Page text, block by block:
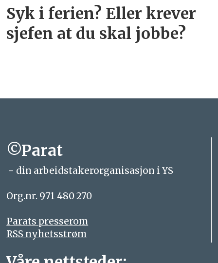
Syk i ferien? Eller krever
sjefen at du skal jobbe?
©Parat
- din arbeidstakerorganisasjon i YS
Org.nr. 971 480 270
Parats presserom
RSS nyhetsstrøm